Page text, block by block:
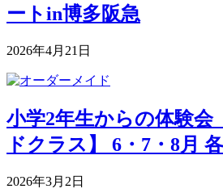
ートin博多阪急
2026年4月21日
小学2年生からの体験会
ドクラス】 6・7・8月
2026年3月2日